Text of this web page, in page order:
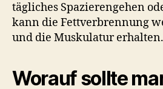
tägliches Spazierengehen
kann die Fettverbrennung
und die Muskulatur erhalten.
Worauf sollte